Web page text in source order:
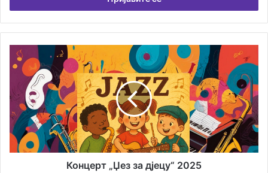
и
т
а
е
м
а
и
л
о
ц
е
р
т
Џ
Концерт „Џез за дјецу“ 2025